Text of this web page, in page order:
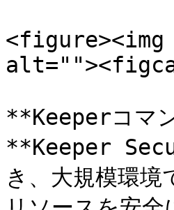
<figure><img
**Keeperコマ
**Keeper
き、大規模環